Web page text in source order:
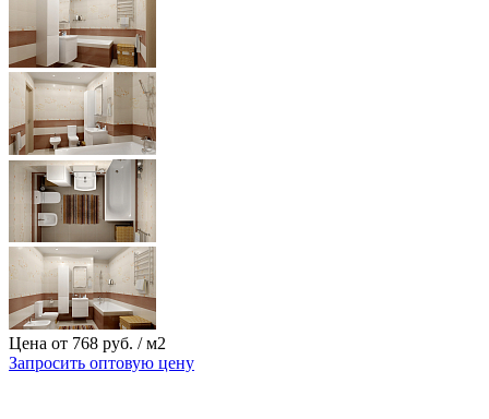
Цена от 768 руб. / м2
Запросить оптовую цену